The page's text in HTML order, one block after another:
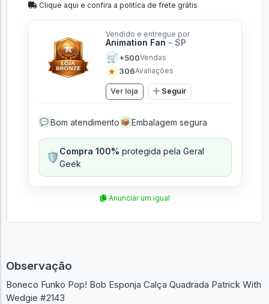
Clique aqui e confira a politíca de frete grátis
Vendido e entregue por
Animation Fan - SP
🛒 +500Vendas
★ 306Avaliações
Ver loja Seguir
💬 Bom atendimento 📦 Embalagem segura
🛡️Compra 100% protegida pela Geral
Geek
Anunciar um igual
Observação
Boneco Funko Pop! Bob Esponja Calça Quadrada Patrick With
Wedgie #2143